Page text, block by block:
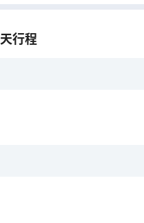
天行程